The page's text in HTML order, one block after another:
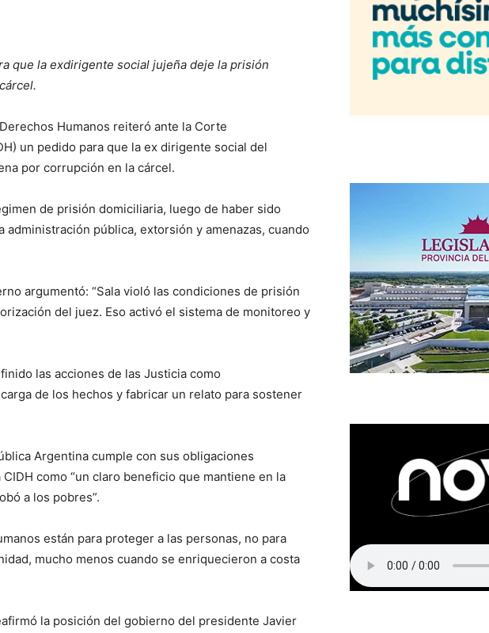
que la exdirigente social jujeña deje la prisión
Humanos reiteró ante la Corte
un pedido para que la ex dirigente social del
por corrupción en la cárcel.
de prisión domiciliaria, luego de haber sido
pública, extorsión y amenazas, cuando
argumentó: “Sala violó las condiciones de prisión
del juez. Eso activó el sistema de monitoreo y
las acciones de las Justicia como
de los hechos y fabricar un relato para sostener
Argentina cumple con sus obligaciones
como “un claro beneficio que mantiene en la
a los pobres”.
están para proteger a las personas, no para
mucho menos cuando se enriquecieron a costa
la posición del gobierno del presidente Javier